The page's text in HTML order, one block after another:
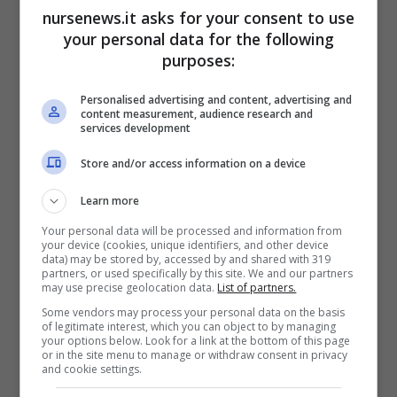
cervello invia al nostro corpo per dirgli che è
ora di dormire.
Migliora la circolazione
Riscaldare i piedi può aiutare la
vasodilatazione. Questo processo dilata i vasi
sanguigni e aumenta la circolazione del
sangue nelle mani e nei piedi. Questo, a sua
volta, abbassa la temperatura corporea
segnalando al cervello che è ora di andare a
letto. Dormire con i calzini aiuta quindi a
migliorare la circolazione grazie a questo
processo. Una buona circolazione garantisce
nursenews.it asks for your consent to use
your personal data for the following
purposes:
Personalised advertising and content, advertising and
content measurement, audience research and
services development
Store and/or access information on a device
Learn more
Your personal data will be processed and information from
your device (cookies, unique identifiers, and other device
data) may be stored by, accessed by and shared with 319
partners, or used specifically by this site. We and our partners
may use precise geolocation data. List of partners.
Some vendors may process your personal data on the basis
of legitimate interest, which you can object to by managing
your options below. Look for a link at the bottom of this page
or in the site menu to manage or withdraw consent in privacy
and cookie settings.